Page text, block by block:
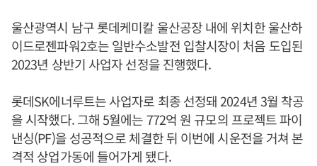
울산광역시 남구 롯데케미칼 울산공장 내에 위치한 울산하
이드로젠파워2호는 일반수소발전 입찰시장이 처음 도입된
2023년 상반기 사업자 선정을 진행했다.
롯데SK에너루트는 사업자로 최종 선정돼 2024년 3월 착공
을 시작했다. 그해 5월에는 772억 원 규모의 프로젝트 파이
낸싱(PF)을 성공적으로 체결한 뒤 이번에 시운전을 거쳐 본
격적 상업가동에 들어가게 됐다.